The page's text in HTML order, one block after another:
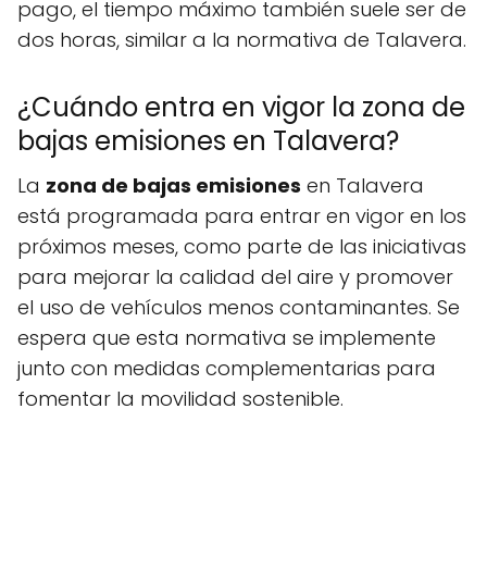
pago, el tiempo máximo también suele ser de
dos horas, similar a la normativa de Talavera.
¿Cuándo entra en vigor la zona de
bajas emisiones en Talavera?
La zona de bajas emisiones en Talavera
está programada para entrar en vigor en los
próximos meses, como parte de las iniciativas
para mejorar la calidad del aire y promover
el uso de vehículos menos contaminantes. Se
espera que esta normativa se implemente
junto con medidas complementarias para
fomentar la movilidad sostenible.